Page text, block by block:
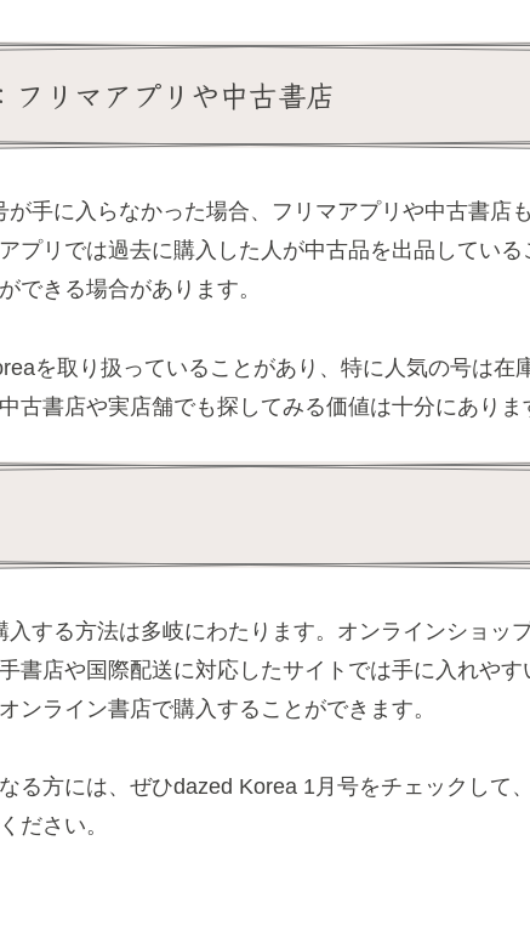
フリマアプリや中古書店
が手に入らなかった場合、フリマアプリや中古書店
プリでは過去に購入した人が中古品を出品してい
できる場合があります。
を取り扱っていることがあり、特に人気の号は在
古書店や実店舗でも探してみる価値は十分にありま
する方法は多岐にわたります。オンラインショッ
書店や国際配送に対応したサイトでは手に入れや
ンライン書店で購入することができます。
る方には、ぜひdazed Korea 1月号をチェックして
ださい。